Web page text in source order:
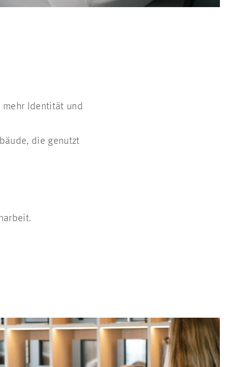
mehr Identität und
die genutzt